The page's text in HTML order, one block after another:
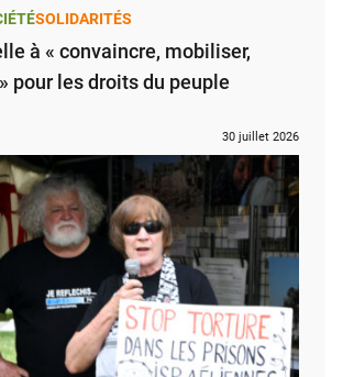
SOLIDARITÉS
à « convaincre, mobiliser,
pour les droits du peuple
30 juillet 2026